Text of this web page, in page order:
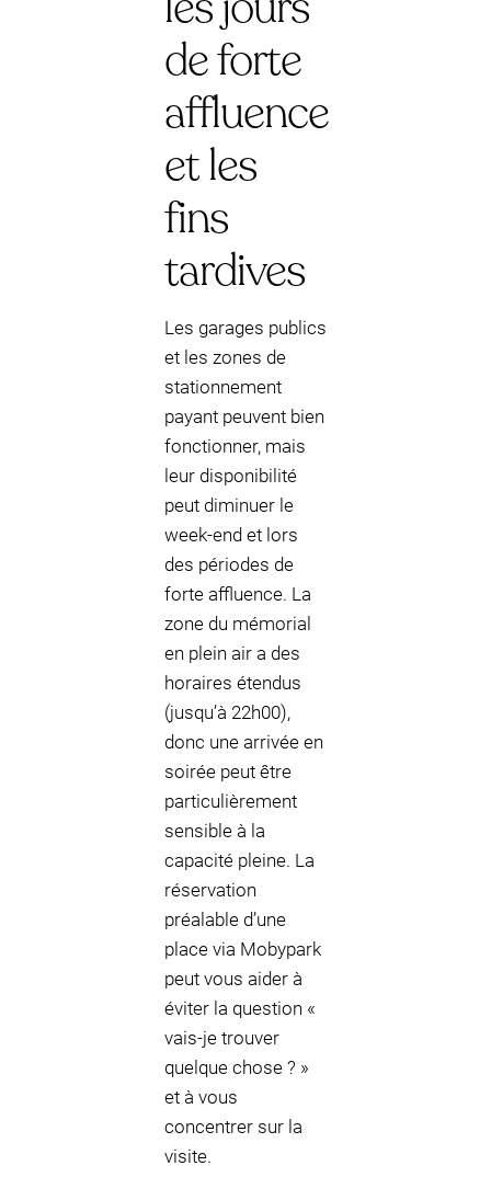
de forte
affluence
et les
fins
tardives
Les garages publics
et les zones de
stationnement
payant peuvent bien
fonctionner, mais
leur disponibilité
peut diminuer le
week-end et lors
des périodes de
forte affluence. La
zone du mémorial
en plein air a des
horaires étendus
(jusqu’à 22h00),
donc une arrivée en
soirée peut être
particulièrement
sensible à la
capacité pleine. La
réservation
préalable d’une
place via Mobypark
peut vous aider à
éviter la question «
vais-je trouver
quelque chose ? »
et à vous
concentrer sur la
visite.